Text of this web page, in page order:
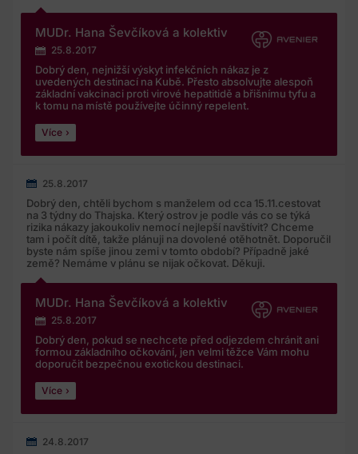
MUDr. Hana Ševčíková a kolektiv
25.8.2017
Dobrý den, nejnižší výskyt infekčních nákaz je z
uvedených destinací na Kubě. Přesto absolvujte alespoň
základní vakcinaci proti virové hepatitidě a břišnímu tyfu a
k tomu na místě používejte účinný repelent.
Více
25.8.2017
Dobrý den, chtěli bychom s manželem od cca 15.11.cestovat
na 3 týdny do Thajska. Který ostrov je podle vás co se týká
rizika nákazy jakoukoliv nemocí nejlepší navštívit? Chceme
tam i počít dítě, takže plánuji na dovolené otěhotnět. Doporučil
byste nám spíše jinou zemi v tomto období? Případně jaké
země? Nemáme v plánu se nijak očkovat. Děkuji.
MUDr. Hana Ševčíková a kolektiv
25.8.2017
Dobrý den, pokud se nechcete před odjezdem chránit ani
formou základního očkování, jen velmi těžce Vám mohu
doporučit bezpečnou exotickou destinaci.
Více
24.8.2017